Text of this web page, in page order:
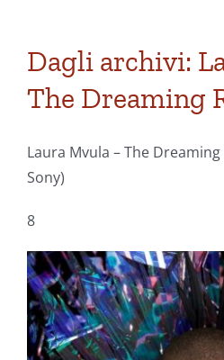
Dagli archivi:
The Dreaming
Laura Mvula – The
Sony)
8